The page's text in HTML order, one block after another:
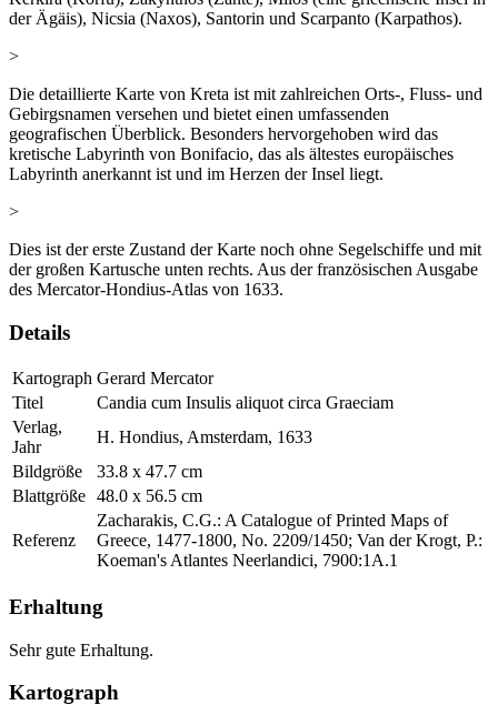
der Ägäis), Nicsia (Naxos), Santorin und Scarpanto (Karpathos).
>
Die detaillierte Karte von Kreta ist mit zahlreichen Orts-, Fluss- und
Gebirgsnamen versehen und bietet einen umfassenden
geografischen Überblick. Besonders hervorgehoben wird das
kretische Labyrinth von Bonifacio, das als ältestes europäisches
Labyrinth anerkannt ist und im Herzen der Insel liegt.
>
Dies ist der erste Zustand der Karte noch ohne Segelschiffe und mit
der großen Kartusche unten rechts. Aus der französischen Ausgabe
des Mercator-Hondius-Atlas von 1633.
Details
Kartograph Gerard Mercator
Titel
Candia cum Insulis aliquot circa Graeciam
Verlag,
Jahr
H. Hondius, Amsterdam, 1633
Bildgröße
33.8 x 47.7 cm
Blattgröße 48.0 x 56.5 cm
Referenz
Zacharakis, C.G.: A Catalogue of Printed Maps of
Greece, 1477-1800, No. 2209/1450; Van der Krogt, P.:
Koeman's Atlantes Neerlandici, 7900:1A.1
Erhaltung
Sehr gute Erhaltung.
Kartograph